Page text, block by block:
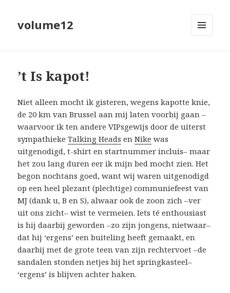
volume12
’t Is kapot!
Niet alleen mocht ik gisteren, wegens kapotte knie,
de 20 km van Brussel aan mij laten voorbij gaan –
waarvoor ik ten andere VIPsgewijs door de uiterst
sympathiekeTalking Heads enNike was
uitgenodigd, t-shirt en startnummer incluis– maar
het zou lang duren eer ik mijn bed mocht zien. Het
begon nochtans goed, want wij waren uitgenodigd
op een heel plezant (plechtige) communiefeest van
MJ (dank u, B en S), alwaar ook de zoon zich –ver
uit ons zicht– wist te vermeien. Iets té enthousiast
is hij daarbij geworden –zo zijn jongens, nietwaar–
dat hij ‘ergens’ een buiteling heeft gemaakt, en
daarbij met de grote teen van zijn rechtervoet –de
sandalen stonden netjes bij het springkasteel–
‘ergens’ is blijven achter haken.